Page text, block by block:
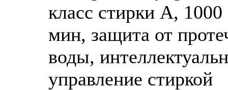
класс стирки A,
мин, защита от
воды,
управление стиркой